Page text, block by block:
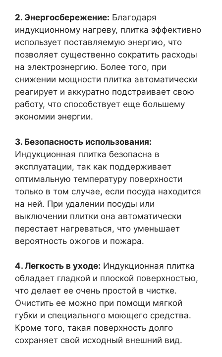
2. Энергосбережение: Благодаря
индукционному нагреву, плитка эффективно
использует поставляемую энергию, что
позволяет существенно сократить расходы
на электроэнергию. Более того, при
снижении мощности плитка автоматически
реагирует и аккуратно подстраивает свою
работу, что способствует еще большему
экономии энергии.
3. Безопасность использования:
Индукционная плитка безопасна в
эксплуатации, так как поддерживает
оптимальную температуру поверхности
только в том случае, если посуда находится
на ней. При удалении посуды или
выключении плитки она автоматически
перестает нагреваться, что уменьшает
вероятность ожогов и пожара.
4. Легкость в уходе: Индукционная плитка
обладает гладкой и плоской поверхностью,
что делает ее очень простой в чистке.
Очистить ее можно при помощи мягкой
губки и специального моющего средства.
Кроме того, такая поверхность долго
сохраняет свой исходный внешний вид.